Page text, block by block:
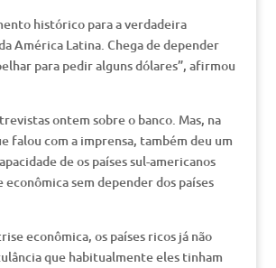
histórico para a verdadeira
América Latina. Chega de depender
para pedir alguns dólares”, afirmou
ontem sobre o banco. Mas, na
falou com a imprensa, também deu um
de os países sul-americanos
econômica sem depender dos países
econômica, os países ricos já não
que habitualmente eles tinham